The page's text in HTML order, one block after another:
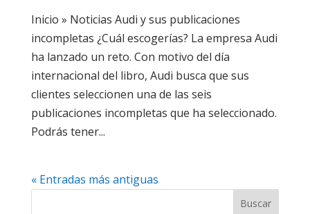
Inicio » Noticias Audi y sus publicaciones
incompletas ¿Cuál escogerías? La empresa Audi
ha lanzado un reto. Con motivo del día
internacional del libro, Audi busca que sus
clientes seleccionen una de las seis
publicaciones incompletas que ha seleccionado.
Podrás tener...
« Entradas más antiguas